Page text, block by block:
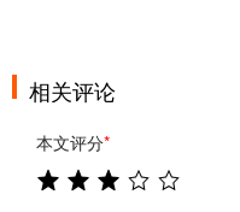
相关评论
本文评分*